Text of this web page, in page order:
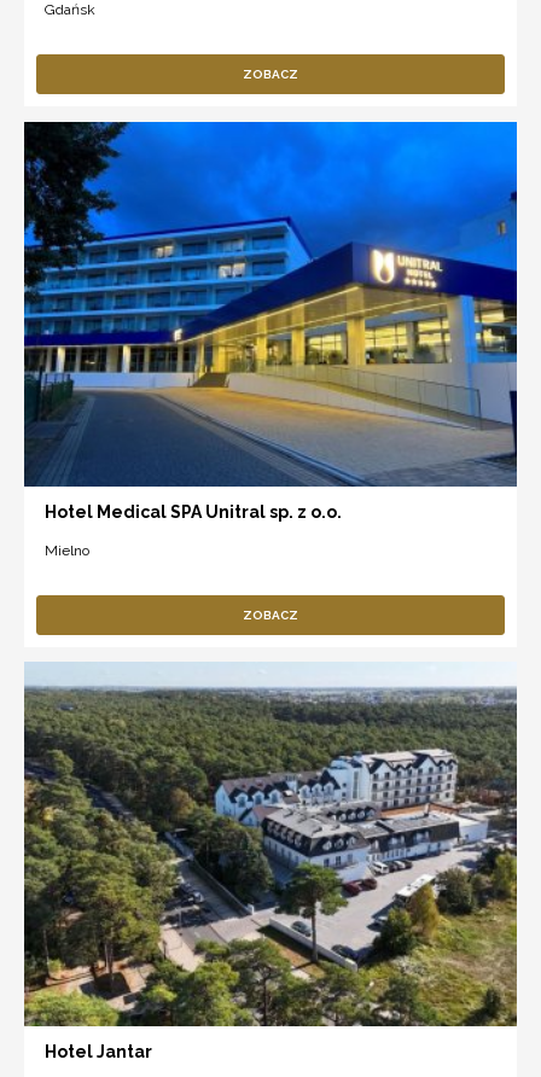
Gdańsk
ZOBACZ
Hotel Medical SPA Unitral sp. z o.o.
Mielno
ZOBACZ
Hotel Jantar